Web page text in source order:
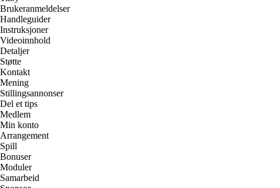
Brukeranmeldelser
Handleguider
Instruksjoner
Videoinnhold
Detaljer
Støtte
Kontakt
Mening
Stillingsannonser
Del et tips
Medlem
Min konto
Arrangement
Spill
Bonuser
Moduler
Samarbeid